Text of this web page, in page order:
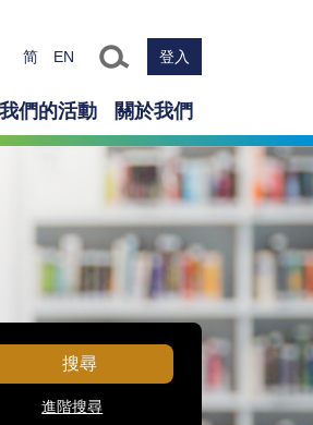
简 EN 登入
我們的活動 關於我們
搜尋
進階搜尋